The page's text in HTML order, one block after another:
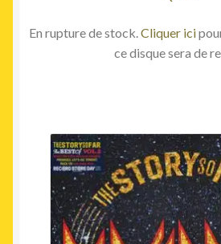
En rupture de stock.Cliquer ici
ce disque sera de